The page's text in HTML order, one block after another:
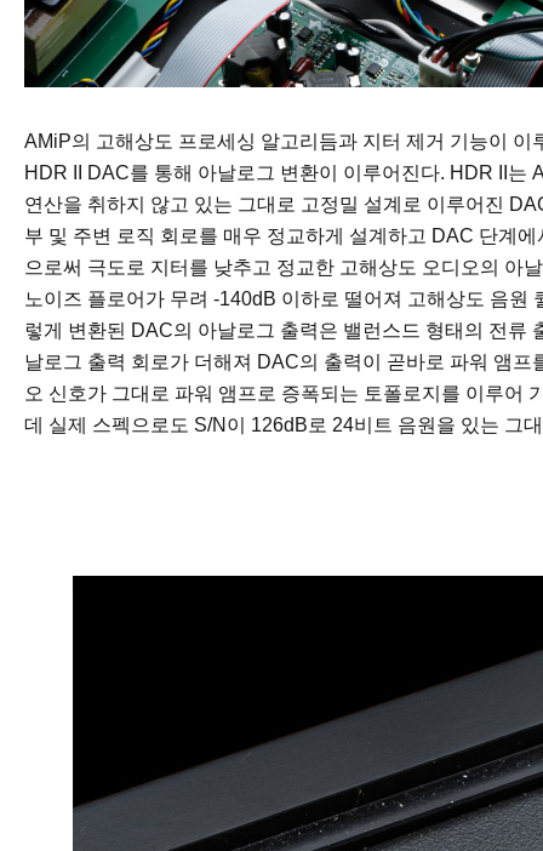
AMiP의 고해상도 프로세싱 알고리듬과 지터 제거 기능이
HDR II DAC를 통해 아날로그 변환이 이루어진다. HDR II는
연산을 취하지 않고 있는 그대로 고정밀 설계로 이루어진
부 및 주변 로직 회로를 매우 정교하게 설계하고 DAC 단계
으로써 극도로 지터를 낮추고 정교한 고해상도 오디오의 아
노이즈 플로어가 무려 -140dB 이하로 떨어져 고해상도 음원
렇게 변환된 DAC의 아날로그 출력은 밸런스드 형태의 전류
날로그 출력 회로가 더해져 DAC의 출력이 곧바로 파워 앰
오 신호가 그대로 파워 앰프로 증폭되는 토폴로지를 이루어
데 실제 스펙으로도 S/N이 126dB로 24비트 음원을 있는 그